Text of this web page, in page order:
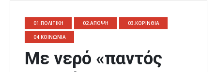
01.ΠΟΛΙΤΙΚΗ 02.ΑΠΟΨΗ 03.ΚΟΡΙΝΘΙΑ
04.ΚΟΙΝΩΝΙΑ
Με νερό «παντός